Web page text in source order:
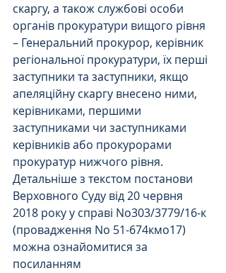
скаргу, а також службові особи
органів прокуратури вищого рівня
– Генеральний прокурор, керівник
регіональної прокуратури, їх перші
заступники та заступники, якщо
апеляційну скаргу внесено ними,
керівниками, першими
заступниками чи заступниками
керівників або прокурорами
прокуратур нижчого рівня.
Детальніше з текстом постанови
Верховного Суду від 20 червня
2018 року у справі No303/3779/16-к
(провадження No 51-674кмо17)
можна ознайомитися за
посиланням